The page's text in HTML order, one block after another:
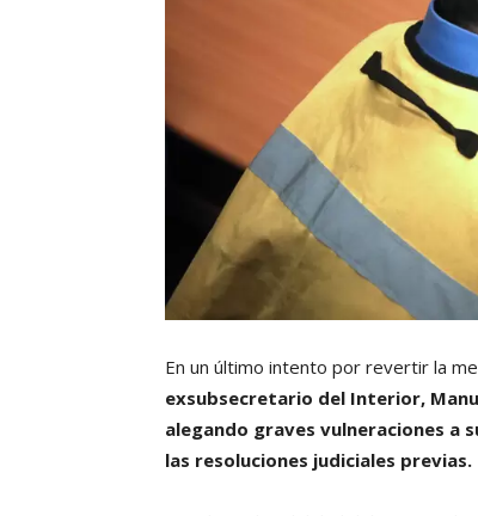
En un último intento por revertir la
exsubsecretario del Interior,
alegando graves vulneraciones a
las resoluciones judiciales previas.